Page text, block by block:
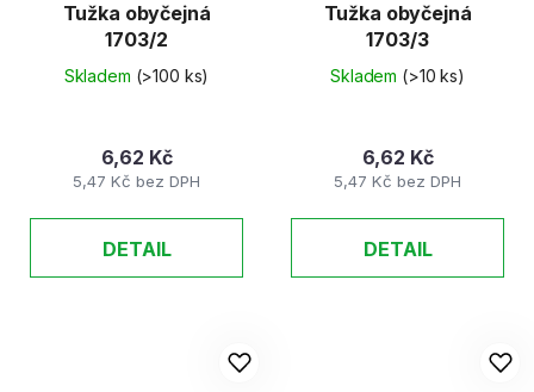
Tužka obyčejná
1703/2
Skladem (>100 ks)
5,47 Kč bez DPH
6,62 Kč
DETAIL
Tužka obyčejná
1703/3
Skladem (>10 ks)
5,47 Kč bez DPH
6,62 Kč
DETAIL